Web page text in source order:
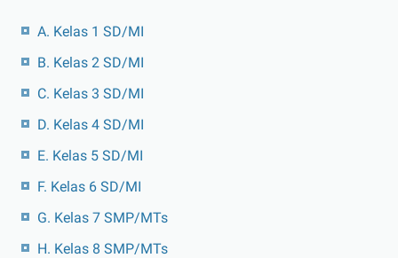
A. Kelas 1 SD/MI
B. Kelas 2 SD/MI
C. Kelas 3 SD/MI
D. Kelas 4 SD/MI
E. Kelas 5 SD/MI
F. Kelas 6 SD/MI
G. Kelas 7 SMP/MTs
H. Kelas 8 SMP/MTs